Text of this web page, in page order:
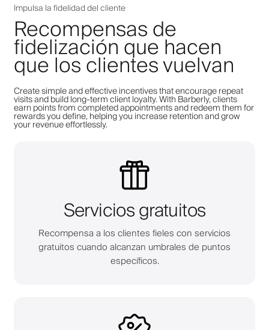
Impulsa la fidelidad del cliente
Recompensas de
fidelización que hacen
que los clientes vuelvan
Create simple and effective incentives that encourage repeat
visits and build long-term client loyalty. With Barberly, clients
earn points from completed appointments and redeem them for
rewards you define, helping you increase retention and grow
your revenue effortlessly.
Servicios gratuitos
Recompensa a los clientes fieles con servicios
gratuitos cuando alcanzan umbrales de puntos
específicos.